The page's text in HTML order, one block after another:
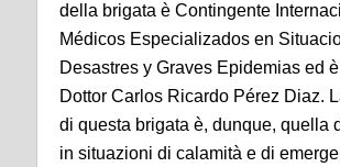
della brigata è Contingente
Médicos Especializados en
Desastres y Graves Epidemias ed
Dottor Carlos Ricardo Pérez Diaz.
di questa brigata è, dunque, quella
in situazioni di calamità e di